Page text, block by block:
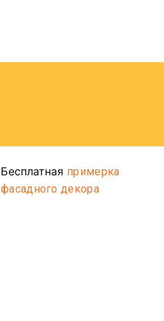
Бесплатная примерка
фасадного декора